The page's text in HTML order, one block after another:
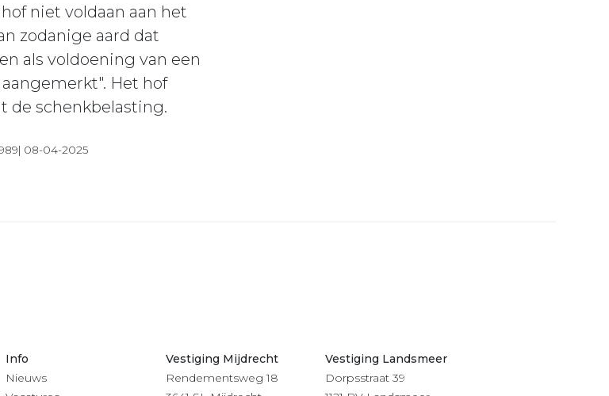
niet voldaan aan het
zodanige aard dat
als voldoening van een
Het hof
de schenkbelasting.
08-04-2025
Info
Nieuws
Vestiging Mijdrecht
Rendementsweg 18
Vestiging Landsmeer
Dorpsstraat 39